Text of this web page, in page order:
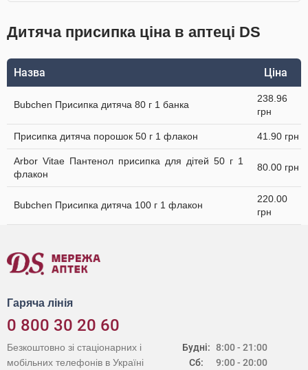
Дитяча присипка ціна в аптеці DS
Назва Ціна
Bubchen Присипка дитяча 80 г 1 банка
238.96
грн
Присипка дитяча порошок 50 г 1 флакон 41.90 грн
Arbor Vitae Пантенол присипка для дітей 50 г 1
флакон
80.00 грн
Bubchen Присипка дитяча 100 г 1 флакон
220.00
грн
Гаряча лінія
0 800 30 20 60
Будні:
Сб:
8:00 - 21:00
9:00 - 20:00
Безкоштовно зі стаціонарних і
мобільних телефонів в Україні